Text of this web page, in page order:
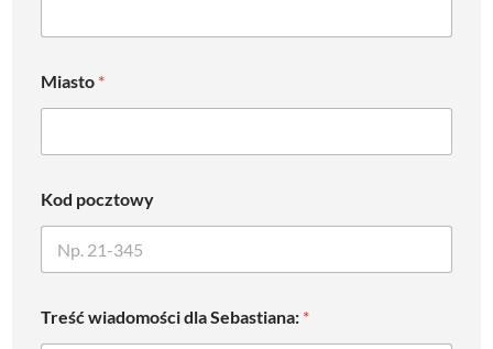
Miasto *
Kod pocztowy
Treść wiadomości dla Sebastiana: *